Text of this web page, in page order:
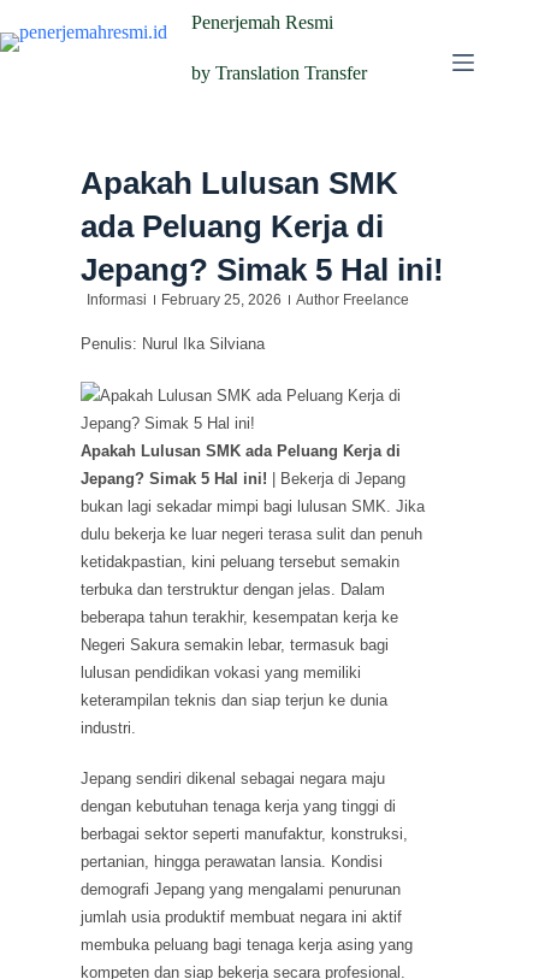
Penerjemah Resmi
by Translation Transfer
Apakah Lulusan SMK
ada Peluang Kerja di
Jepang? Simak 5 Hal ini!
Informasi February 25, 2026 Author Freelance
Penulis: Nurul Ika Silviana
Apakah Lulusan SMK ada Peluang Kerja di
Jepang? Simak 5 Hal ini! | Bekerja di Jepang
bukan lagi sekadar mimpi bagi lulusan SMK. Jika
dulu bekerja ke luar negeri terasa sulit dan penuh
ketidakpastian, kini peluang tersebut semakin
terbuka dan terstruktur dengan jelas. Dalam
beberapa tahun terakhir, kesempatan kerja ke
Negeri Sakura semakin lebar, termasuk bagi
lulusan pendidikan vokasi yang memiliki
keterampilan teknis dan siap terjun ke dunia
industri.
Jepang sendiri dikenal sebagai negara maju
dengan kebutuhan tenaga kerja yang tinggi di
berbagai sektor seperti manufaktur, konstruksi,
pertanian, hingga perawatan lansia. Kondisi
demografi Jepang yang mengalami penurunan
jumlah usia produktif membuat negara ini aktif
membuka peluang bagi tenaga kerja asing yang
kompeten dan siap bekerja secara profesional.